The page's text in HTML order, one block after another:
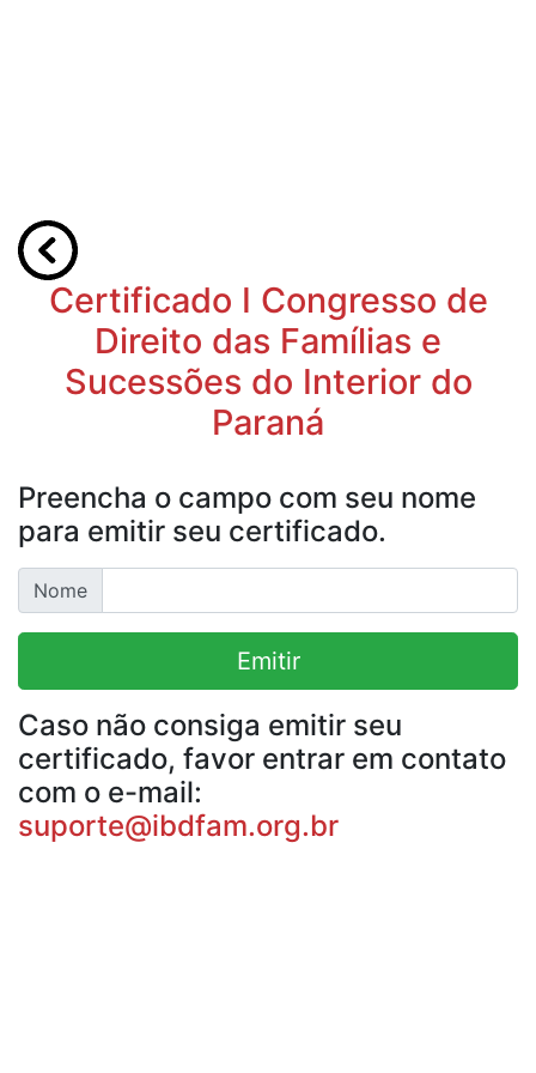
Certificado I Congresso de
Direito das Famílias e
Sucessões do Interior do
Paraná
Preencha o campo com seu nome
para emitir seu certificado.
Nome
Emitir
Caso não consiga emitir seu
certificado, favor entrar em contato
com o e-mail:
suporte@ibdfam.org.br